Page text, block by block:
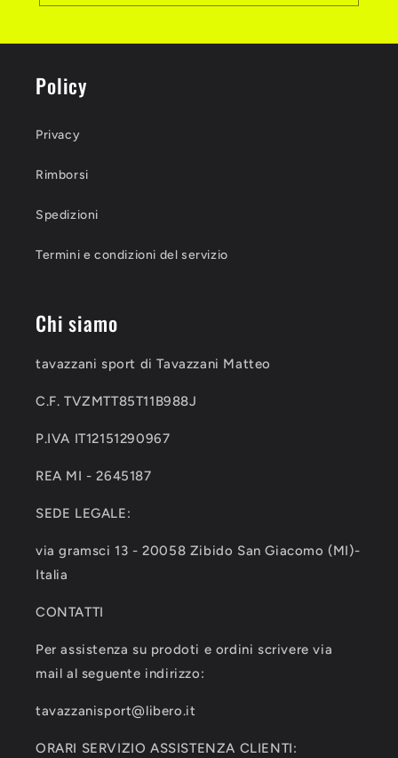
Policy
Privacy
Rimborsi
Spedizioni
Termini e condizioni del servizio
Chi siamo
tavazzani sport di Tavazzani Matteo
C.F. TVZMTT85T11B988J
P.IVA IT12151290967
REA MI - 2645187
SEDE LEGALE:
via gramsci 13 - 20058 Zibido San Giacomo (MI)-
Italia
CONTATTI
Per assistenza su prodoti e ordini scrivere via
mail al seguente indirizzo:
tavazzanisport@libero.it
ORARI SERVIZIO ASSISTENZA CLIENTI: